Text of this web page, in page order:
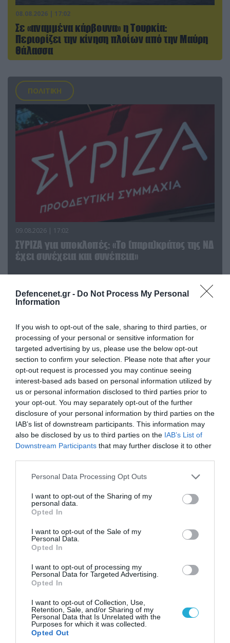
Defencenet.gr - Do Not Process My Personal
Information
If you wish to opt-out of the sale, sharing to third parties, or
processing of your personal or sensitive information for
targeted advertising by us, please use the below opt-out
section to confirm your selection. Please note that after your
opt-out request is processed you may continue seeing
interest-based ads based on personal information utilized by
us or personal information disclosed to third parties prior to
your opt-out. You may separately opt-out of the further
disclosure of your personal information by third parties on the
IAB’s list of downstream participants. This information may
also be disclosed by us to third parties on the IAB’s List of
Downstream Participants that may further disclose it to other
Please note that this website/app uses one or more Google
not limited to your visit or usage behaviour. You may click to
grant or deny consent to Google and its third-party tags to
use your data for below specified purposes in below Google
consent section.
Personal Data Processing Opt Outs
I want to opt-out of the Sharing of my
personal data.
Opted In
I want to opt-out of the Sale of my
Personal Data.
Opted In
I want to opt-out of processing my
Personal Data for Targeted Advertising.
Opted In
I want to opt-out of Collection, Use,
Retention, Sale, and/or Sharing of my
Personal Data that Is Unrelated with the
Purposes for which it was collected.
Opted Out
08.08.2026 | 17:02
Σε «αναμμένα κάρβουνα» η Τουρκία:
Περιορίζει την κίνηση πλοίων από την Μαύρη
Θάλασσα
ΠΟΛΙΤΙΚΗ
09.08.2026 | 17:02
ΣΥΡΙΖΑ για υποκλοπές: «Το (παρα)κράτος της ΝΔ
έχει συνέχεια και συνέπεια»
08.08.2026 | 09:02
«Η απόλυτη τραγωδία»: Η «αιχμηρή» ανάρτηση
του Αρκά για τα τατουάζ (φωτο)
07.08.2026 | 20:02
Ο Γιάννης Αλαφούζος «τέλειωσε» τον
Κωνσταντίνο Ζούλα από τον ΣΚΑΪ – Ο λόγος της
απομάκρυνσής του